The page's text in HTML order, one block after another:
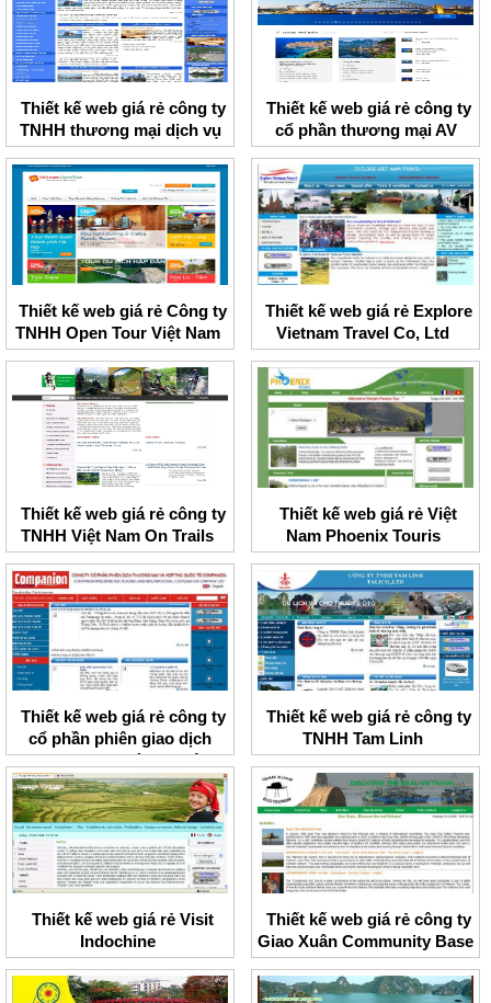
Thiết kế web giá rẻ công ty
TNHH thương mại dịch vụ
Trang Minh
Thiết kế web giá rẻ công ty
cổ phần thương mại AV
Travel
Thiết kế web giá rẻ Công ty
TNHH Open Tour Việt Nam
Thiết kế web giá rẻ Explore
Vietnam Travel Co, Ltd
Thiết kế web giá rẻ công ty
TNHH Việt Nam On Trails
Thiết kế web giá rẻ Việt
Nam Phoenix Touris
Thiết kế web giá rẻ công ty
cổ phần phiên giao dịch
thương mại và hợp tác
quốc tế companion
Thiết kế web giá rẻ công ty
TNHH Tam Linh
Thiết kế web giá rẻ Visit
Indochine
Thiết kế web giá rẻ công ty
Giao Xuân Community Base
Ecoturism Management
Board